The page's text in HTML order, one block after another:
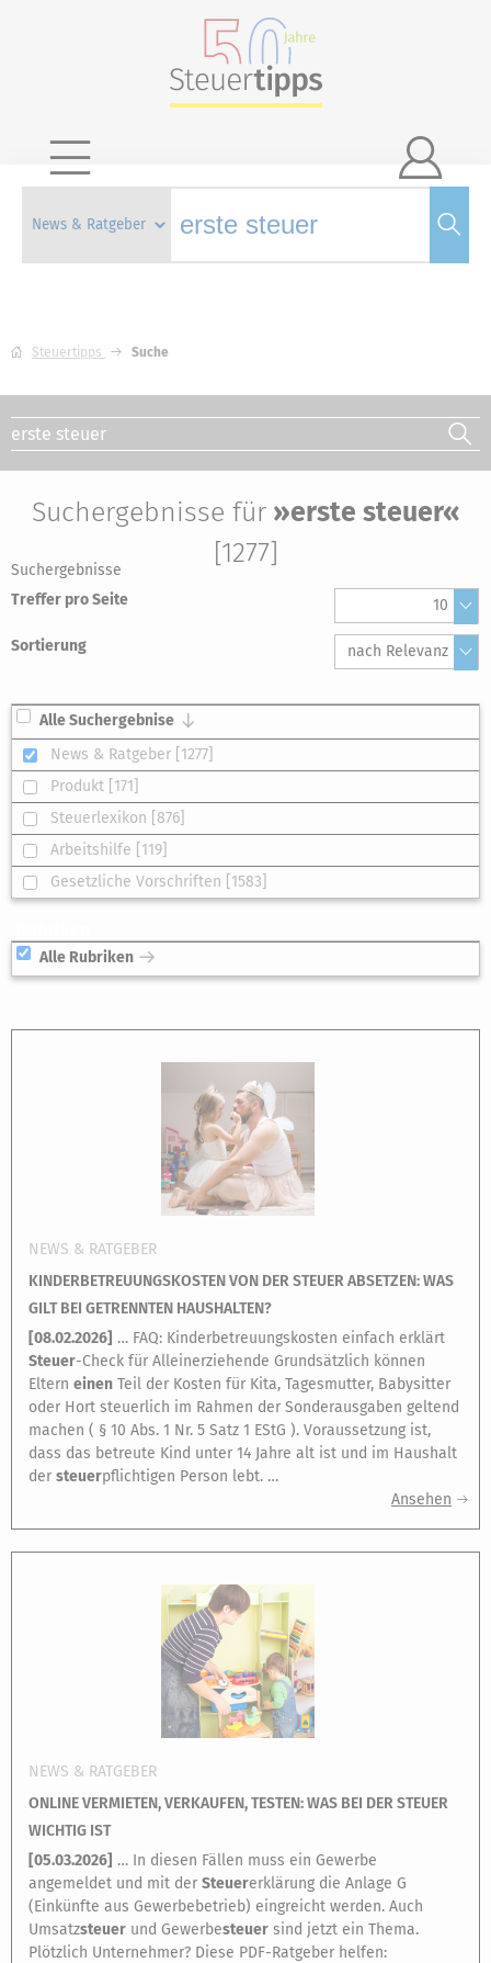

Steuertipps Suche
Suchergebnisse für»erste steuer«
[1277]
Suchergebnisse
Treffer pro Seite
10
Sortierung nach Relevanz
Alle Suchergebnise
News & Ratgeber [1277]
Produkt [171]
Steuerlexikon [876]
Arbeitshilfe [119]
Gesetzliche Vorschriften [1583]
Alle Rubriken
NEWS & RATGEBER
KINDERBETREUUNGSKOSTEN VON DER STEUER ABSETZEN: WAS
GILT BEI GETRENNTEN HAUSHALTEN?
[08.02.2026] … FAQ: Kinderbetreuungskosten einfach erklärt
Steuer-Check für Alleinerziehende Grundsätzlich können
Eltern einen Teil der Kosten für Kita, Tagesmutter, Babysitter
oder Hort steuerlich im Rahmen der Sonderausgaben geltend
machen ( § 10 Abs. 1 Nr. 5 Satz 1 EStG ). Voraussetzung ist,
dass das betreute Kind unter 14 Jahre alt ist und im Haushalt
der steuerpflichtigen Person lebt. …
Ansehen
NEWS & RATGEBER
ONLINE VERMIETEN, VERKAUFEN, TESTEN: WAS BEI DER STEUER
WICHTIG IST
[05.03.2026] … In diesen Fällen muss ein Gewerbe
angemeldet und mit der Steuererklärung die Anlage G
(Einkünfte aus Gewerbebetrieb) eingreicht werden. Auch
Umsatzsteuer und Gewerbesteuer sind jetzt ein Thema.
Plötzlich Unternehmer? Diese PDF-Ratgeber helfen: